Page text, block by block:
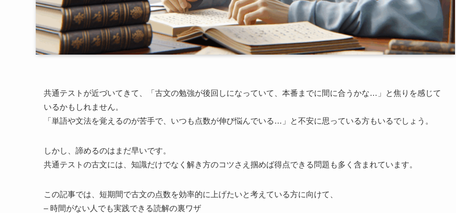
共通テストが近づいてきて、「古文の勉強が後回しになっていて、本番までに間に合うかな…」と焦りを感じて
いるかもしれません。
「単語や文法を覚えるのが苦手で、いつも点数が伸び悩んでいる…」と不安に思っている方もいるでしょう。
しかし、諦めるのはまだ早いです。
共通テストの古文には、知識だけでなく解き方のコツさえ掴めば得点できる問題も多く含まれています。
この記事では、短期間で古文の点数を効率的に上げたいと考えている方に向けて、
– 時間がない人でも実践できる読解の裏ワザ